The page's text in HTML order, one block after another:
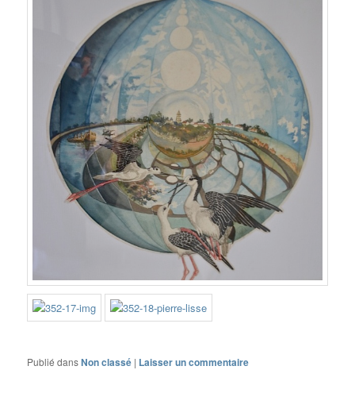
Publié dansNon classé | Laisser un commentaire